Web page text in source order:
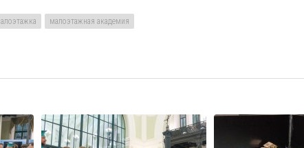
малоэтажная академия